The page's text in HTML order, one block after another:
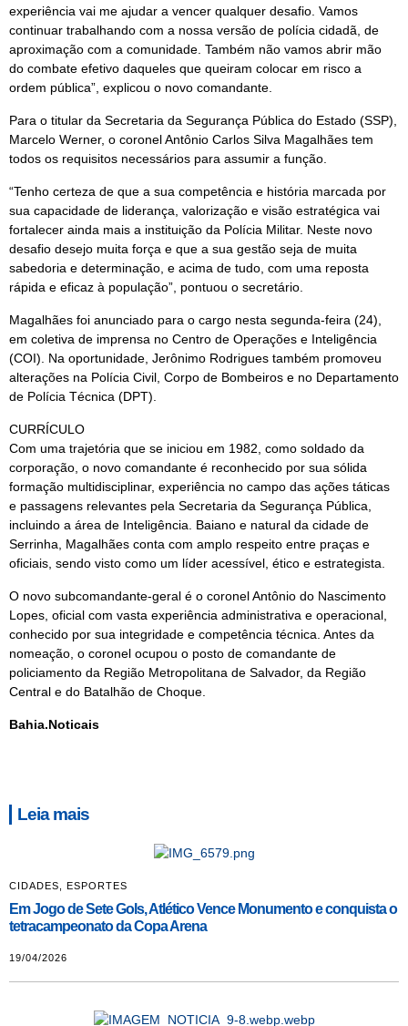
experiência vai me ajudar a vencer qualquer desafio. Vamos
continuar trabalhando com a nossa versão de polícia cidadã, de
aproximação com a comunidade. Também não vamos abrir mão
do combate efetivo daqueles que queiram colocar em risco a
ordem pública”, explicou o novo comandante.
Para o titular da Secretaria da Segurança Pública do Estado (SSP),
Marcelo Werner, o coronel Antônio Carlos Silva Magalhães tem
todos os requisitos necessários para assumir a função.
“Tenho certeza de que a sua competência e história marcada por
sua capacidade de liderança, valorização e visão estratégica vai
fortalecer ainda mais a instituição da Polícia Militar. Neste novo
desafio desejo muita força e que a sua gestão seja de muita
sabedoria e determinação, e acima de tudo, com uma reposta
rápida e eficaz à população”, pontuou o secretário.
Magalhães foi anunciado para o cargo nesta segunda-feira (24),
em coletiva de imprensa no Centro de Operações e Inteligência
(COI). Na oportunidade, Jerônimo Rodrigues também promoveu
alterações na Polícia Civil, Corpo de Bombeiros e no Departamento
de Polícia Técnica (DPT).
CURRÍCULO
Com uma trajetória que se iniciou em 1982, como soldado da
corporação, o novo comandante é reconhecido por sua sólida
formação multidisciplinar, experiência no campo das ações táticas
e passagens relevantes pela Secretaria da Segurança Pública,
incluindo a área de Inteligência. Baiano e natural da cidade de
Serrinha, Magalhães conta com amplo respeito entre praças e
oficiais, sendo visto como um líder acessível, ético e estrategista.
O novo subcomandante-geral é o coronel Antônio do Nascimento
Lopes, oficial com vasta experiência administrativa e operacional,
conhecido por sua integridade e competência técnica. Antes da
nomeação, o coronel ocupou o posto de comandante de
policiamento da Região Metropolitana de Salvador, da Região
Central e do Batalhão de Choque.
Bahia.Noticais
Leia mais
CIDADES ESPORTES
Em Jogo de Sete Gols, Atlético Vence Monumento e conquista o
tetracampeonato da Copa Arena
19/04/2026